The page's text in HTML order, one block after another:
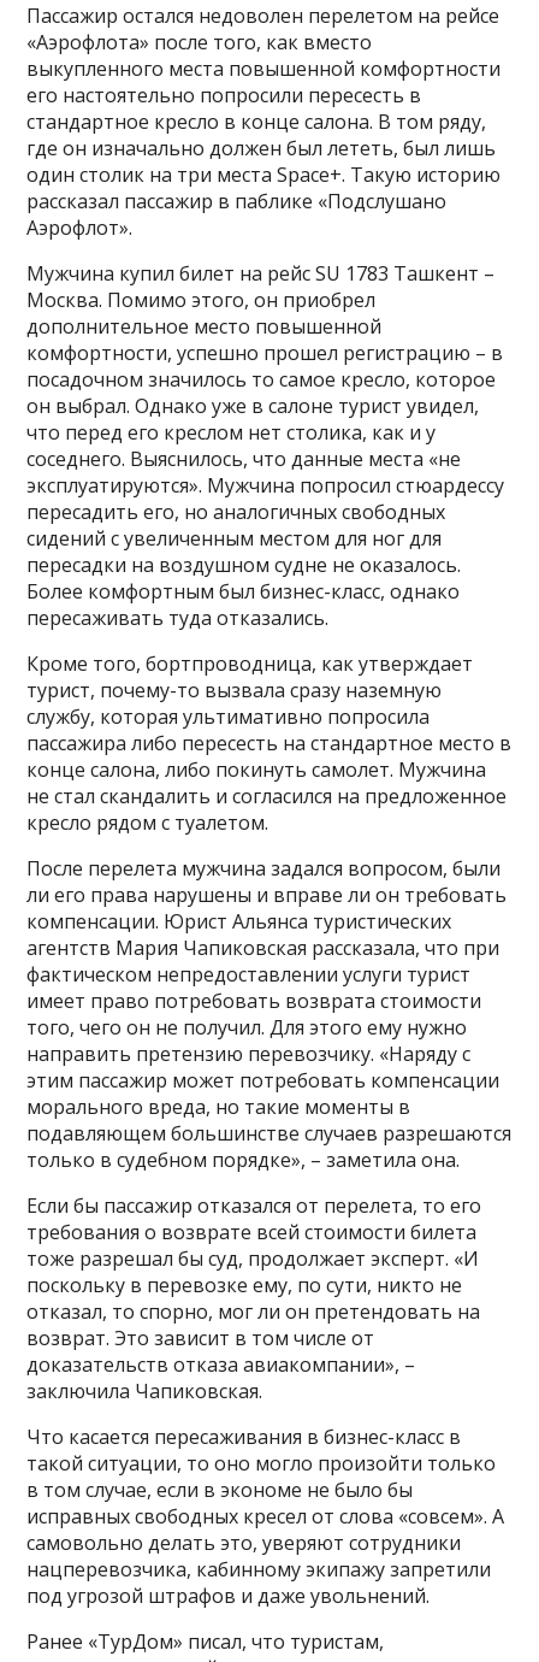
Пассажир остался недоволен перелетом на рейсе
«Аэрофлота» после того, как вместо
выкупленного места повышенной комфортности
его настоятельно попросили пересесть в
стандартное кресло в конце салона. В том ряду,
где он изначально должен был лететь, был лишь
один столик на три места Space+. Такую историю
рассказал пассажир в паблике «Подслушано
Аэрофлот».
Мужчина купил билет на рейс SU 1783 Ташкент –
Москва. Помимо этого, он приобрел
дополнительное место повышенной
комфортности, успешно прошел регистрацию – в
посадочном значилось то самое кресло, которое
он выбрал. Однако уже в салоне турист увидел,
что перед его креслом нет столика, как и у
соседнего. Выяснилось, что данные места «не
эксплуатируются». Мужчина попросил стюардессу
пересадить его, но аналогичных свободных
сидений с увеличенным местом для ног для
пересадки на воздушном судне не оказалось.
Более комфортным был бизнес-класс, однако
пересаживать туда отказались.
Кроме того, бортпроводница, как утверждает
турист, почему-то вызвала сразу наземную
службу, которая ультимативно попросила
пассажира либо пересесть на стандартное место в
конце салона, либо покинуть самолет. Мужчина
не стал скандалить и согласился на предложенное
кресло рядом с туалетом.
После перелета мужчина задался вопросом, были
ли его права нарушены и вправе ли он требовать
компенсации. Юрист Альянса туристических
агентств Мария Чапиковская рассказала, что при
фактическом непредоставлении услуги турист
имеет право потребовать возврата стоимости
того, чего он не получил. Для этого ему нужно
направить претензию перевозчику. «Наряду с
этим пассажир может потребовать компенсации
морального вреда, но такие моменты в
подавляющем большинстве случаев разрешаются
только в судебном порядке», – заметила она.
Если бы пассажир отказался от перелета, то его
требования о возврате всей стоимости билета
тоже разрешал бы суд, продолжает эксперт. «И
поскольку в перевозке ему, по сути, никто не
отказал, то спорно, мог ли он претендовать на
возврат. Это зависит в том числе от
доказательств отказа авиакомпании», –
заключила Чапиковская.
Что касается пересаживания в бизнес-класс в
такой ситуации, то оно могло произойти только
в том случае, если в экономе не было бы
исправных свободных кресел от слова «совсем». А
самовольно делать это, уверяют сотрудники
нацперевозчика, кабинному экипажу запретили
под угрозой штрафов и даже увольнений.
Ранее «ТурДом» писал, что туристам,